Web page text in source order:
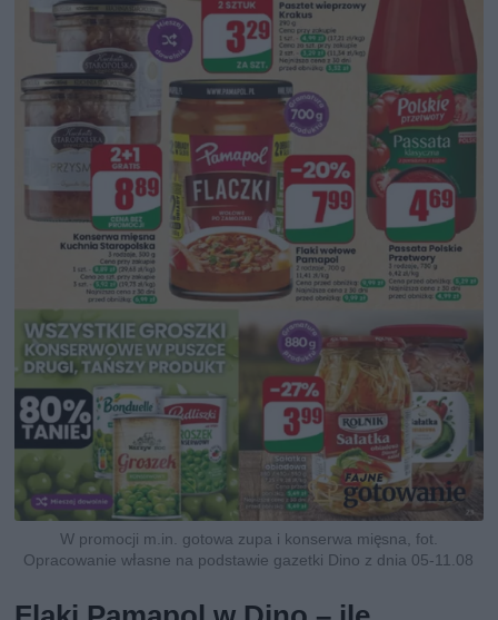
W promocji m.in. gotowa zupa i konserwa mięsna, fot.
Opracowanie własne na podstawie gazetki Dino z dnia 05-11.08